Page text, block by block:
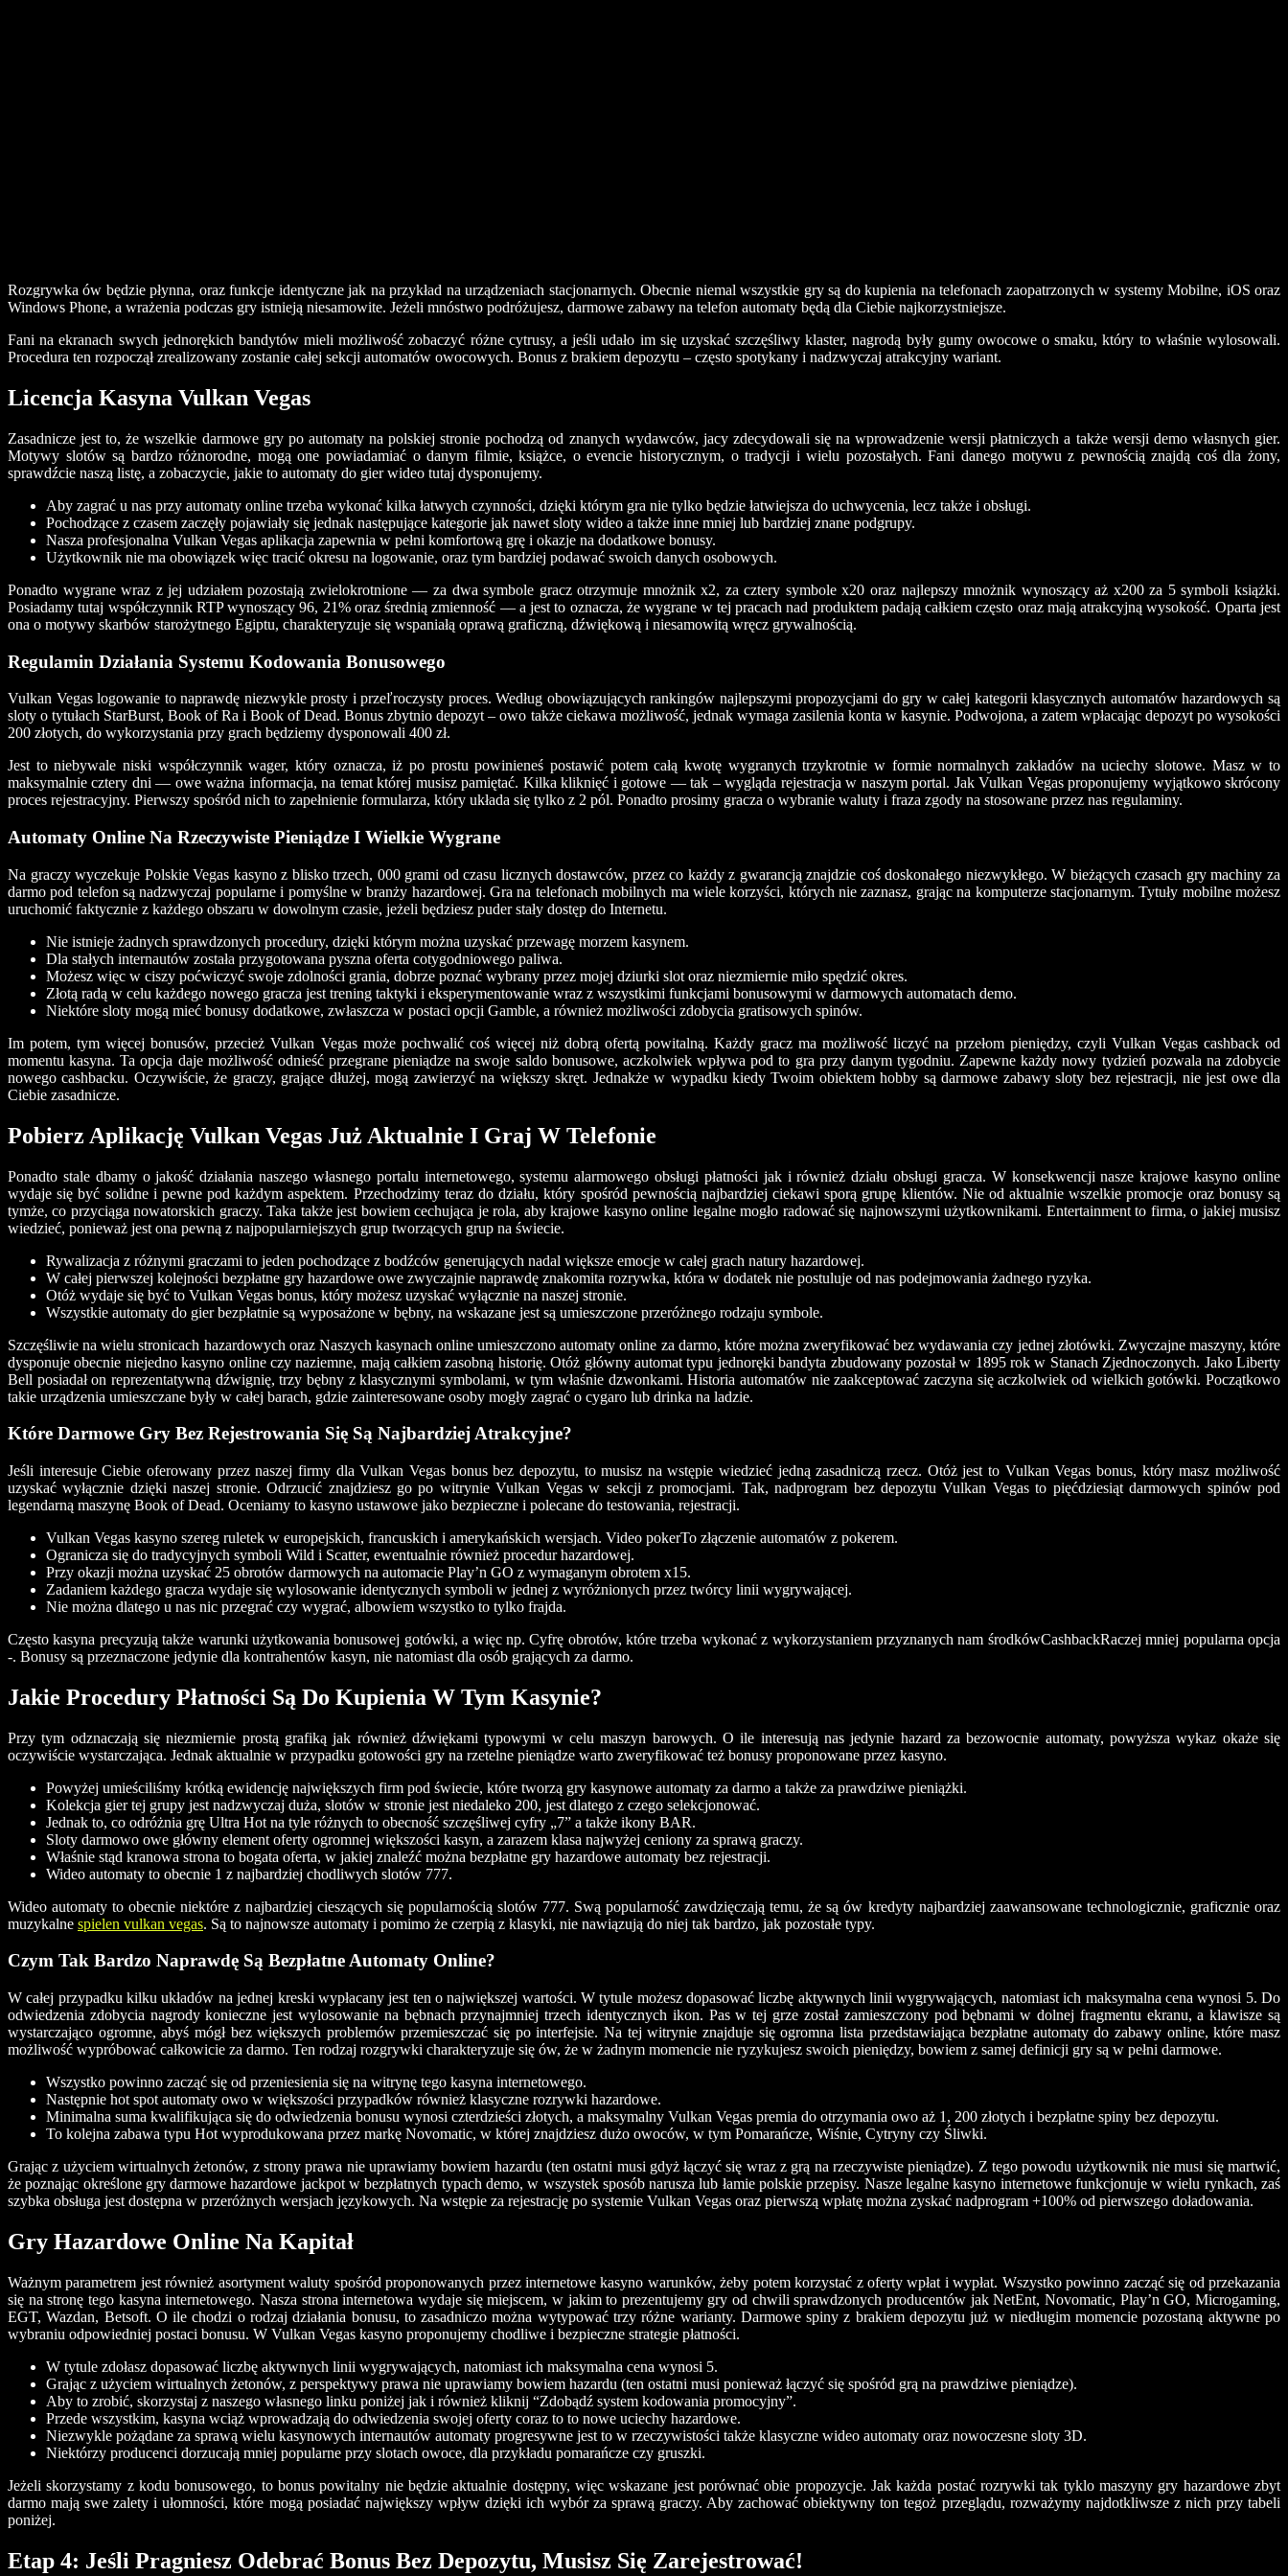
Rozgrywka ów będzie płynna, oraz funkcje identyczne jak na przykład na urządzeniach stacjonarnych. Obecnie niemal wszystkie gry są do kupienia na telefonach zaopatrzonych w systemy Mobilne, iOS oraz
Windows Phone, a wrażenia podczas gry istnieją niesamowite. Jeżeli mnóstwo podróżujesz, darmowe zabawy na telefon automaty będą dla Ciebie najkorzystniejsze.
Fani na ekranach swych jednorękich bandytów mieli możliwość zobaczyć różne cytrusy, a jeśli udało im się uzyskać szczęśliwy klaster, nagrodą były gumy owocowe o smaku, który to właśnie wylosowali.
Procedura ten rozpoczął zrealizowany zostanie całej sekcji automatów owocowych. Bonus z brakiem depozytu – często spotykany i nadzwyczaj atrakcyjny wariant.
Licencja Kasyna Vulkan Vegas
Zasadnicze jest to, że wszelkie darmowe gry po automaty na polskiej stronie pochodzą od znanych wydawców, jacy zdecydowali się na wprowadzenie wersji płatniczych a także wersji demo własnych gier.
Motywy slotów są bardzo różnorodne, mogą one powiadamiać o danym filmie, książce, o evencie historycznym, o tradycji i wielu pozostałych. Fani danego motywu z pewnością znajdą coś dla żony,
sprawdźcie naszą listę, a zobaczycie, jakie to automaty do gier wideo tutaj dysponujemy.
Aby zagrać u nas przy automaty online trzeba wykonać kilka łatwych czynności, dzięki którym gra nie tylko będzie łatwiejsza do uchwycenia, lecz także i obsługi.
Pochodzące z czasem zaczęły pojawiały się jednak następujące kategorie jak nawet sloty wideo a także inne mniej lub bardziej znane podgrupy.
Nasza profesjonalna Vulkan Vegas aplikacja zapewnia w pełni komfortową grę i okazje na dodatkowe bonusy.
Użytkownik nie ma obowiązek więc tracić okresu na logowanie, oraz tym bardziej podawać swoich danych osobowych.
Ponadto wygrane wraz z jej udziałem pozostają zwielokrotnione — za dwa symbole gracz otrzymuje mnożnik x2, za cztery symbole x20 oraz najlepszy mnożnik wynoszący aż x200 za 5 symboli książki.
Posiadamy tutaj współczynnik RTP wynoszący 96, 21% oraz średnią zmienność — a jest to oznacza, że wygrane w tej pracach nad produktem padają całkiem często oraz mają atrakcyjną wysokość. Oparta jest
ona o motywy skarbów starożytnego Egiptu, charakteryzuje się wspaniałą oprawą graficzną, dźwiękową i niesamowitą wręcz grywalnością.
Regulamin Działania Systemu Kodowania Bonusowego
Vulkan Vegas logowanie to naprawdę niezwykle prosty i przeľroczysty proces. Według obowiązujących rankingów najlepszymi propozycjami do gry w całej kategorii klasycznych automatów hazardowych są
sloty o tytułach StarBurst, Book of Ra i Book of Dead. Bonus zbytnio depozyt – owo także ciekawa możliwość, jednak wymaga zasilenia konta w kasynie. Podwojona, a zatem wpłacając depozyt po wysokości
200 złotych, do wykorzystania przy grach będziemy dysponowali 400 zł.
Jest to niebywale niski współczynnik wager, który oznacza, iż po prostu powinieneś postawić potem całą kwotę wygranych trzykrotnie w formie normalnych zakładów na uciechy slotowe. Masz w to
maksymalnie cztery dni — owe ważna informacja, na temat której musisz pamiętać. Kilka kliknięć i gotowe — tak – wygląda rejestracja w naszym portal. Jak Vulkan Vegas proponujemy wyjątkowo skrócony
proces rejestracyjny. Pierwszy spośród nich to zapełnienie formularza, który układa się tylko z 2 pól. Ponadto prosimy gracza o wybranie waluty i fraza zgody na stosowane przez nas regulaminy.
Automaty Online Na Rzeczywiste Pieniądze I Wielkie Wygrane
Na graczy wyczekuje Polskie Vegas kasyno z blisko trzech, 000 grami od czasu licznych dostawców, przez co każdy z gwarancją znajdzie coś doskonałego niezwykłego. W bieżących czasach gry machiny za
darmo pod telefon są nadzwyczaj popularne i pomyślne w branży hazardowej. Gra na telefonach mobilnych ma wiele korzyści, których nie zaznasz, grając na komputerze stacjonarnym. Tytuły mobilne możesz
uruchomić faktycznie z każdego obszaru w dowolnym czasie, jeżeli będziesz puder stały dostęp do Internetu.
Nie istnieje żadnych sprawdzonych procedury, dzięki którym można uzyskać przewagę morzem kasynem.
Dla stałych internautów została przygotowana pyszna oferta cotygodniowego paliwa.
Możesz więc w ciszy poćwiczyć swoje zdolności grania, dobrze poznać wybrany przez mojej dziurki slot oraz niezmiernie miło spędzić okres.
Złotą radą w celu każdego nowego gracza jest trening taktyki i eksperymentowanie wraz z wszystkimi funkcjami bonusowymi w darmowych automatach demo.
Niektóre sloty mogą mieć bonusy dodatkowe, zwłaszcza w postaci opcji Gamble, a również możliwości zdobycia gratisowych spinów.
Im potem, tym więcej bonusów, przecież Vulkan Vegas może pochwalić coś więcej niż dobrą ofertą powitalną. Każdy gracz ma możliwość liczyć na przełom pieniędzy, czyli Vulkan Vegas cashback od
momentu kasyna. Ta opcja daje możliwość odnieść przegrane pieniądze na swoje saldo bonusowe, aczkolwiek wpływa pod to gra przy danym tygodniu. Zapewne każdy nowy tydzień pozwala na zdobycie
nowego cashbacku. Oczywiście, że graczy, grające dłużej, mogą zawierzyć na większy skręt. Jednakże w wypadku kiedy Twoim obiektem hobby są darmowe zabawy sloty bez rejestracji, nie jest owe dla
Ciebie zasadnicze.
Pobierz Aplikację Vulkan Vegas Już Aktualnie I Graj W Telefonie
Ponadto stale dbamy o jakość działania naszego własnego portalu internetowego, systemu alarmowego obsługi płatności jak i również działu obsługi gracza. W konsekwencji nasze krajowe kasyno online
wydaje się być solidne i pewne pod każdym aspektem. Przechodzimy teraz do działu, który spośród pewnością najbardziej ciekawi sporą grupę klientów. Nie od aktualnie wszelkie promocje oraz bonusy są
tymże, co przyciąga nowatorskich graczy. Taka także jest bowiem cechująca je rola, aby krajowe kasyno online legalne mogło radować się najnowszymi użytkownikami. Entertainment to firma, o jakiej musisz
wiedzieć, ponieważ jest ona pewną z najpopularniejszych grup tworzących grup na świecie.
Rywalizacja z różnymi graczami to jeden pochodzące z bodźców generujących nadal większe emocje w całej grach natury hazardowej.
W całej pierwszej kolejności bezpłatne gry hazardowe owe zwyczajnie naprawdę znakomita rozrywka, która w dodatek nie postuluje od nas podejmowania żadnego ryzyka.
Otóż wydaje się być to Vulkan Vegas bonus, który możesz uzyskać wyłącznie na naszej stronie.
Wszystkie automaty do gier bezpłatnie są wyposażone w bębny, na wskazane jest są umieszczone przeróżnego rodzaju symbole.
Szczęśliwie na wielu stronicach hazardowych oraz Naszych kasynach online umieszczono automaty online za darmo, które można zweryfikować bez wydawania czy jednej złotówki. Zwyczajne maszyny, które
dysponuje obecnie niejedno kasyno online czy naziemne, mają całkiem zasobną historię. Otóż główny automat typu jednoręki bandyta zbudowany pozostał w 1895 rok w Stanach Zjednoczonych. Jako Liberty
Bell posiadał on reprezentatywną dźwignię, trzy bębny z klasycznymi symbolami, w tym właśnie dzwonkami. Historia automatów nie zaakceptować zaczyna się aczkolwiek od wielkich gotówki. Początkowo
takie urządzenia umieszczane były w całej barach, gdzie zainteresowane osoby mogły zagrać o cygaro lub drinka na ladzie.
Które Darmowe Gry Bez Rejestrowania Się Są Najbardziej Atrakcyjne?
Jeśli interesuje Ciebie oferowany przez naszej firmy dla Vulkan Vegas bonus bez depozytu, to musisz na wstępie wiedzieć jedną zasadniczą rzecz. Otóż jest to Vulkan Vegas bonus, który masz możliwość
uzyskać wyłącznie dzięki naszej stronie. Odrzucić znajdziesz go po witrynie Vulkan Vegas w sekcji z promocjami. Tak, nadprogram bez depozytu Vulkan Vegas to pięćdziesiąt darmowych spinów pod
legendarną maszynę Book of Dead. Oceniamy to kasyno ustawowe jako bezpieczne i polecane do testowania, rejestracji.
Vulkan Vegas kasyno szereg ruletek w europejskich, francuskich i amerykańskich wersjach. Video pokerTo złączenie automatów z pokerem.
Ogranicza się do tradycyjnych symboli Wild i Scatter, ewentualnie również procedur hazardowej.
Przy okazji można uzyskać 25 obrotów darmowych na automacie Play’n GO z wymaganym obrotem x15.
Zadaniem każdego gracza wydaje się wylosowanie identycznych symboli w jednej z wyróżnionych przez twórcy linii wygrywającej.
Nie można dlatego u nas nic przegrać czy wygrać, albowiem wszystko to tylko frajda.
Często kasyna precyzują także warunki użytkowania bonusowej gotówki, a więc np. Cyfrę obrotów, które trzeba wykonać z wykorzystaniem przyznanych nam środkówCashbackRaczej mniej popularna opcja
-. Bonusy są przeznaczone jedynie dla kontrahentów kasyn, nie natomiast dla osób grających za darmo.
Jakie Procedury Płatności Są Do Kupienia W Tym Kasynie?
Przy tym odznaczają się niezmiernie prostą grafiką jak również dźwiękami typowymi w celu maszyn barowych. O ile interesują nas jedynie hazard za bezowocnie automaty, powyższa wykaz okaże się
oczywiście wystarczająca. Jednak aktualnie w przypadku gotowości gry na rzetelne pieniądze warto zweryfikować też bonusy proponowane przez kasyno.
Powyżej umieściliśmy krótką ewidencję największych firm pod świecie, które tworzą gry kasynowe automaty za darmo a także za prawdziwe pieniążki.
Kolekcja gier tej grupy jest nadzwyczaj duża, slotów w stronie jest niedaleko 200, jest dlatego z czego selekcjonować.
Jednak to, co odróżnia grę Ultra Hot na tyle różnych to obecność szczęśliwej cyfry „7” a także ikony BAR.
Sloty darmowo owe główny element oferty ogromnej większości kasyn, a zarazem klasa najwyżej ceniony za sprawą graczy.
Właśnie stąd kranowa strona to bogata oferta, w jakiej znaleźć można bezpłatne gry hazardowe automaty bez rejestracji.
Wideo automaty to obecnie 1 z najbardziej chodliwych slotów 777.
Wideo automaty to obecnie niektóre z najbardziej cieszących się popularnością slotów 777. Swą popularność zawdzięczają temu, że są ów kredyty najbardziej zaawansowane technologicznie, graficznie oraz
muzykalne spielen vulkan vegas. Są to najnowsze automaty i pomimo że czerpią z klasyki, nie nawiązują do niej tak bardzo, jak pozostałe typy.
Czym Tak Bardzo Naprawdę Są Bezpłatne Automaty Online?
W całej przypadku kilku układów na jednej kreski wypłacany jest ten o największej wartości. W tytule możesz dopasować liczbę aktywnych linii wygrywających, natomiast ich maksymalna cena wynosi 5. Do
odwiedzenia zdobycia nagrody konieczne jest wylosowanie na bębnach przynajmniej trzech identycznych ikon. Pas w tej grze został zamieszczony pod bębnami w dolnej fragmentu ekranu, a klawisze są
wystarczająco ogromne, abyś mógł bez większych problemów przemieszczać się po interfejsie. Na tej witrynie znajduje się ogromna lista przedstawiająca bezpłatne automaty do zabawy online, które masz
możliwość wypróbować całkowicie za darmo. Ten rodzaj rozgrywki charakteryzuje się ów, że w żadnym momencie nie ryzykujesz swoich pieniędzy, bowiem z samej definicji gry są w pełni darmowe.
Wszystko powinno zacząć się od przeniesienia się na witrynę tego kasyna internetowego.
Następnie hot spot automaty owo w większości przypadków również klasyczne rozrywki hazardowe.
Minimalna suma kwalifikująca się do odwiedzenia bonusu wynosi czterdzieści złotych, a maksymalny Vulkan Vegas premia do otrzymania owo aż 1, 200 złotych i bezpłatne spiny bez depozytu.
To kolejna zabawa typu Hot wyprodukowana przez markę Novomatic, w której znajdziesz dużo owoców, w tym Pomarańcze, Wiśnie, Cytryny czy Śliwki.
Grając z użyciem wirtualnych żetonów, z strony prawa nie uprawiamy bowiem hazardu (ten ostatni musi gdyż łączyć się wraz z grą na rzeczywiste pieniądze). Z tego powodu użytkownik nie musi się martwić,
że poznając określone gry darmowe hazardowe jackpot w bezpłatnych typach demo, w wszystek sposób narusza lub łamie polskie przepisy. Nasze legalne kasyno internetowe funkcjonuje w wielu rynkach, zaś
szybka obsługa jest dostępna w przeróżnych wersjach językowych. Na wstępie za rejestrację po systemie Vulkan Vegas oraz pierwszą wpłatę można zyskać nadprogram +100% od pierwszego doładowania.
Gry Hazardowe Online Na Kapitał
Ważnym parametrem jest również asortyment waluty spośród proponowanych przez internetowe kasyno warunków, żeby potem korzystać z oferty wpłat i wypłat. Wszystko powinno zacząć się od przekazania
się na stronę tego kasyna internetowego. Nasza strona internetowa wydaje się miejscem, w jakim to prezentujemy gry od chwili sprawdzonych producentów jak NetEnt, Novomatic, Play’n GO, Microgaming,
EGT, Wazdan, Betsoft. O ile chodzi o rodzaj działania bonusu, to zasadniczo można wytypować trzy różne warianty. Darmowe spiny z brakiem depozytu już w niedługim momencie pozostaną aktywne po
wybraniu odpowiedniej postaci bonusu. W Vulkan Vegas kasyno proponujemy chodliwe i bezpieczne strategie płatności.
W tytule zdołasz dopasować liczbę aktywnych linii wygrywających, natomiast ich maksymalna cena wynosi 5.
Grając z użyciem wirtualnych żetonów, z perspektywy prawa nie uprawiamy bowiem hazardu (ten ostatni musi ponieważ łączyć się spośród grą na prawdziwe pieniądze).
Aby to zrobić, skorzystaj z naszego własnego linku poniżej jak i również kliknij “Zdobądź system kodowania promocyjny”.
Przede wszystkim, kasyna wciąż wprowadzają do odwiedzenia swojej oferty coraz to to nowe uciechy hazardowe.
Niezwykle pożądane za sprawą wielu kasynowych internautów automaty progresywne jest to w rzeczywistości także klasyczne wideo automaty oraz nowoczesne sloty 3D.
Niektórzy producenci dorzucają mniej popularne przy slotach owoce, dla przykładu pomarańcze czy gruszki.
Jeżeli skorzystamy z kodu bonusowego, to bonus powitalny nie będzie aktualnie dostępny, więc wskazane jest porównać obie propozycje. Jak każda postać rozrywki tak tyklo maszyny gry hazardowe zbyt
darmo mają swe zalety i ułomności, które mogą posiadać największy wpływ dzięki ich wybór za sprawą graczy. Aby zachować obiektywny ton tegoż przeglądu, rozważymy najdotkliwsze z nich przy tabeli
poniżej.
Etap 4: Jeśli Pragniesz Odebrać Bonus Bez Depozytu, Musisz Się Zarejestrować!